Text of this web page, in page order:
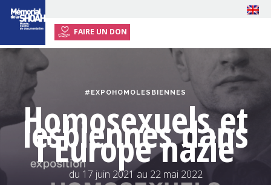
FAIRE UN DON
ACCUEIL
ÉVÉNEMENTS
PRESSE
INFOS PRATIQUES
RESSOURCES
#EXPOHOMOLESBIENNES
Homosexuels et
lesbiennes dans
l'Europe nazie
du 17 juin 2021 au 22 mai 2022